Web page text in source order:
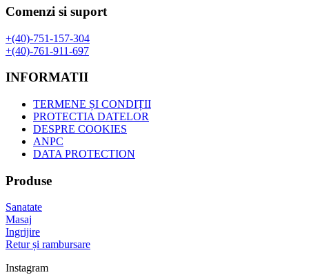
Comenzi si suport
+(40)-751-157-304
+(40)-761-911-697
INFORMATII
TERMENE ȘI CONDIȚII
PROTECTIA DATELOR
DESPRE COOKIES
ANPC
DATA PROTECTION
Produse
Sanatate
Masaj
Ingrijire
Retur și rambursare
Instagram